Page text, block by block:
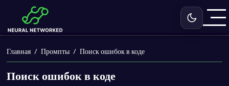
Включить
Главная Промпты Поиск ошибок в коде
Поиск ошибок в коде